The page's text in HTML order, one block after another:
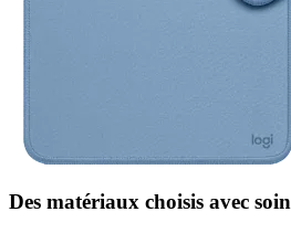
Des matériaux choisis avec soin